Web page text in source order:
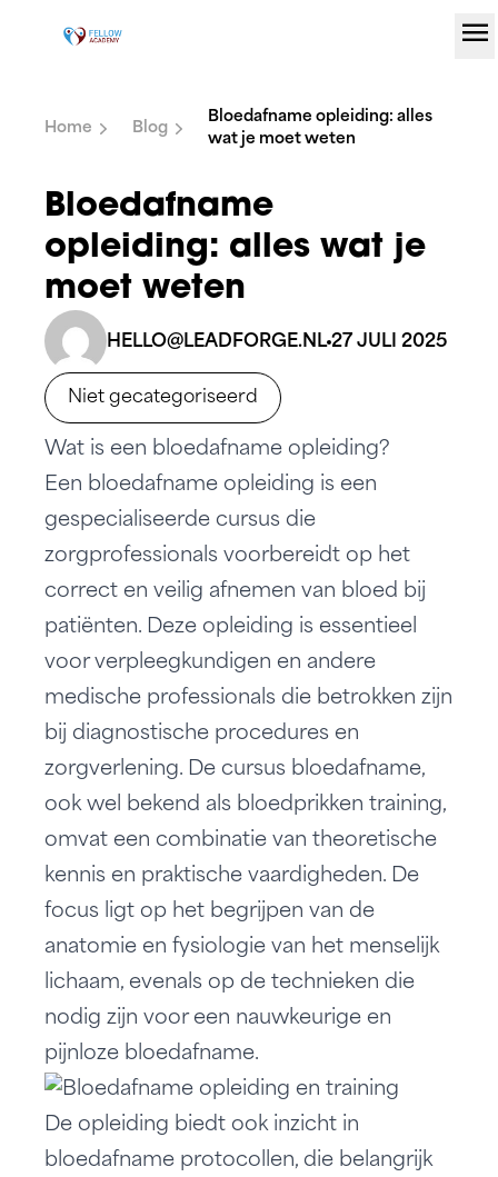
menu
Home Blog
Bloedafname opleiding: alles
wat je moet weten
Bloedafname
opleiding: alles wat je
moet weten
HELLO@LEADFORGE.NL 27 JULI 2025
Niet gecategoriseerd
Wat is een bloedafname opleiding?
Een bloedafname opleiding is een
gespecialiseerde cursus die
zorgprofessionals voorbereidt op het
correct en veilig afnemen van bloed bij
patiënten. Deze opleiding is essentieel
voor verpleegkundigen en andere
medische professionals die betrokken zijn
bij diagnostische procedures en
zorgverlening. De cursus bloedafname,
ook wel bekend als bloedprikken training,
omvat een combinatie van theoretische
kennis en praktische vaardigheden. De
focus ligt op het begrijpen van de
anatomie en fysiologie van het menselijk
lichaam, evenals op de technieken die
nodig zijn voor een nauwkeurige en
pijnloze bloedafname.
De opleiding biedt ook inzicht in
bloedafname protocollen, die belangrijk